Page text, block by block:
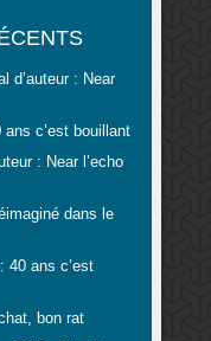
d’auteur : Near
ans c’est bouillant
: Near l’echo
dans le
40 ans c’est
bon rat